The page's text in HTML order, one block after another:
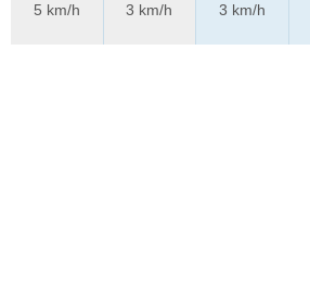
5 km/h
3 km/h
3 km/h